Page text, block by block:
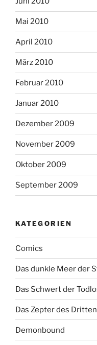
Mai 2010
April 2010
März 2010
Februar 2010
Januar 2010
Dezember 2009
November 2009
Oktober 2009
September 2009
KATEGORIEN
Comics
Das dunkle Meer der
Das Schwert der
Das Zepter des
Demonbound